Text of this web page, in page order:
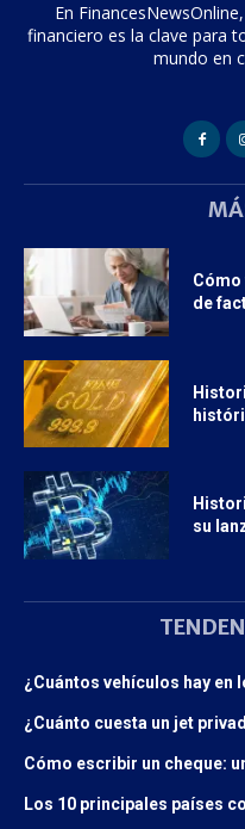
En
financiero es la clave para
mundo en
de
su
¿Cuántos vehículos hay en
¿Cuánto cuesta un jet
Cómo escribir un cheque:
Los 10 principales países